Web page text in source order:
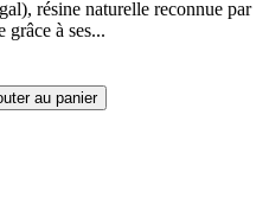
résine naturelle reconnue par
grâce à ses...
au panier